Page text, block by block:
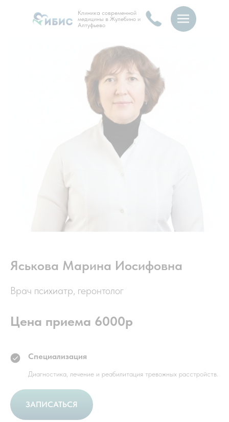
Клиника современной
медицины в Жулебино и
Алтуфьево
Яськова Марина Иосифовна
Врач психиатр, геронтолог
Цена приема 6000р
Специализация
Диагностика, лечение и реабилитация тревожных расстройств.
ЗАПИСАТЬСЯ